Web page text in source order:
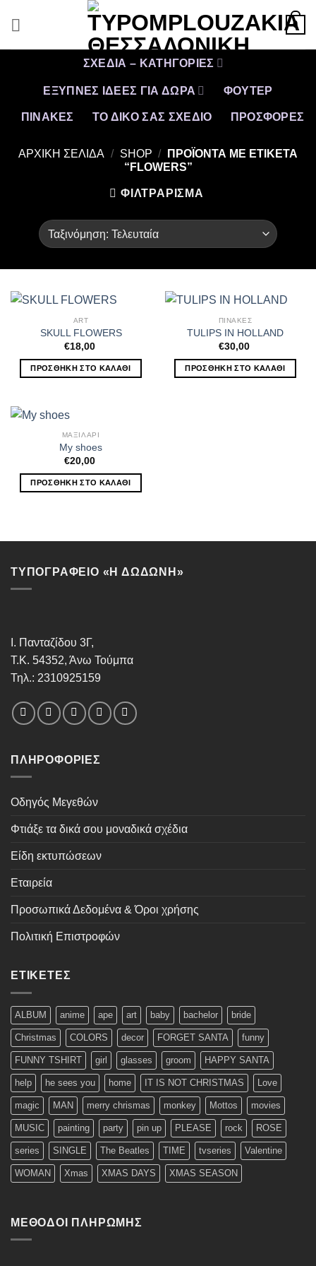
0
ΣΧΕΔΙΑ – ΚΑΤΗΓΟΡΙΕΣ
ΕΞΥΠΝΕΣ ΙΔΕΕΣ ΓΙΑ ΔΩΡΑ ΦΟΥΤΕΡ
ΠΙΝΑΚΕΣ ΤΟ ΔΙΚΟ ΣΑΣ ΣΧΕΔΙΟ ΠΡΟΣΦΟΡΈΣ
ΑΡΧΙΚΉ ΣΕΛΊΔΑ / SHOP /
ΠΡΟΪΌΝΤΑ ΜΕ ΕΤΙΚΈΤΑ
“FLOWERS”
ΦΙΛΤΡΆΡΙΣΜΑ
ART
SKULL FLOWERS
€18,00
ΠΡΟΣΘΉΚΗ ΣΤΟ ΚΑΛΆΘΙ
ΠΙΝΑΚΕΣ
TULIPS IN HOLLAND
€30,00
ΠΡΟΣΘΉΚΗ ΣΤΟ ΚΑΛΆΘΙ
ΜΑΞΙΛΑΡΙ
My shoes
€20,00
ΠΡΟΣΘΉΚΗ ΣΤΟ ΚΑΛΆΘΙ
ΤΥΠΟΓΡΑΦΕΙΟ «Η ΔΩΔΩΝΗ»
Ι. Πανταζίδου 3Γ,
Τ.Κ. 54352, Άνω Τούμπα
Τηλ.: 2310925159
ΠΛΗΡΟΦΟΡΊΕΣ
Οδηγός Μεγεθών
Φτιάξε τα δικά σου μοναδικά σχέδια
Είδη εκτυπώσεων
Εταιρεία
Προσωπικά Δεδομένα & Όροι χρήσης
Πολιτική Επιστροφών
ΕΤΙΚΈΤΕΣ
ALBUM anime ape art baby bachelor bride
Christmas COLORS decor FORGET SANTA funny
FUNNY TSHIRT girl glasses groom HAPPY SANTA
help he sees you home IT IS NOT CHRISTMAS Love
magic MAN merry chrismas monkey Mottos movies
MUSIC painting party pin up PLEASE rock ROSE
series SINGLE The Beatles TIME tvseries Valentine
WOMAN Xmas XMAS DAYS XMAS SEASON
ΜΈΘΟΔΟΙ ΠΛΗΡΩΜΉΣ